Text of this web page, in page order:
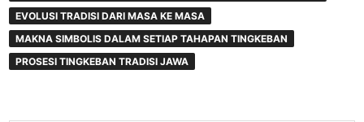
EVOLUSI TRADISI DARI MASA KE MASA
MAKNA SIMBOLIS DALAM SETIAP TAHAPAN TINGKEBAN
PROSESI TINGKEBAN TRADISI JAWA